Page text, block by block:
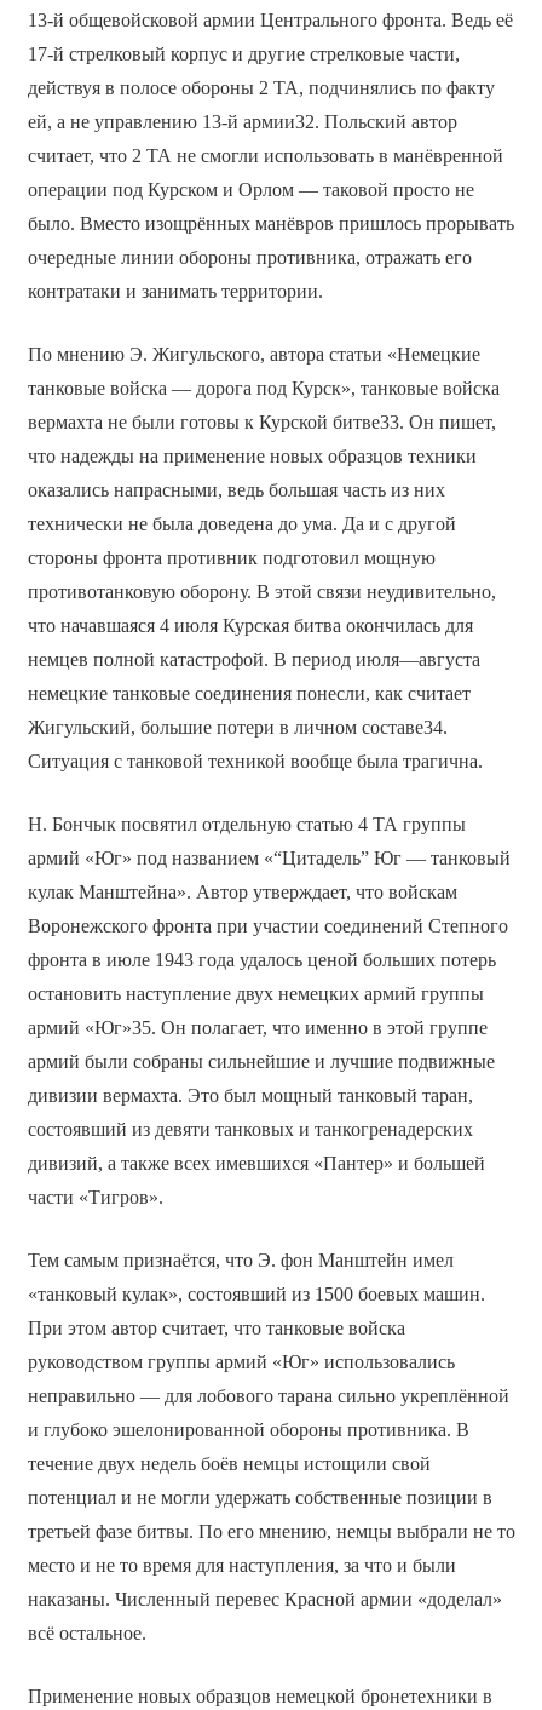
13-й общевойсковой армии Центрального фронта. Ведь её
17-й стрелковый корпус и другие стрелковые части,
действуя в полосе обороны 2 ТА, подчинялись по факту
ей, а не управлению 13-й армии32. Польский автор
считает, что 2 ТА не смогли использовать в манёвренной
операции под Курском и Орлом — таковой просто не
было. Вместо изощрённых манёвров пришлось прорывать
очередные линии обороны противника, отражать его
контратаки и занимать территории.
По мнению Э. Жигульского, автора статьи «Немецкие
танковые войска — дорога под Курск», танковые войска
вермахта не были готовы к Курской битве33. Он пишет,
что надежды на применение новых образцов техники
оказались напрасными, ведь большая часть из них
технически не была доведена до ума. Да и с другой
стороны фронта противник подготовил мощную
противотанковую оборону. В этой связи неудивительно,
что начавшаяся 4 июля Курская битва окончилась для
немцев полной катастрофой. В период июля—августа
немецкие танковые соединения понесли, как считает
Жигульский, большие потери в личном составе34.
Ситуация с танковой техникой вообще была трагична.
Н. Бончык посвятил отдельную статью 4 ТА группы
армий «Юг» под названием «“Цитадель” Юг — танковый
кулак Манштейна». Автор утверждает, что войскам
Воронежского фронта при участии соединений Степного
фронта в июле 1943 года удалось ценой больших потерь
остановить наступление двух немецких армий группы
армий «Юг»35. Он полагает, что именно в этой группе
армий были собраны сильнейшие и лучшие подвижные
дивизии вермахта. Это был мощный танковый таран,
состоявший из девяти танковых и танкогренадерских
дивизий, а также всех имевшихся «Пантер» и большей
части «Тигров».
Тем самым признаётся, что Э. фон Манштейн имел
«танковый кулак», состоявший из 1500 боевых машин.
При этом автор считает, что танковые войска
руководством группы армий «Юг» использовались
неправильно — для лобового тарана сильно укреплённой
и глубоко эшелонированной обороны противника. В
течение двух недель боёв немцы истощили свой
потенциал и не могли удержать собственные позиции в
третьей фазе битвы. По его мнению, немцы выбрали не то
место и не то время для наступления, за что и были
наказаны. Численный перевес Красной армии «доделал»
всё остальное.
Применение новых образцов немецкой бронетехники в